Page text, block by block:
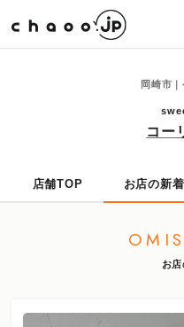
岡崎市
コー
店舗TOP お店の新
お